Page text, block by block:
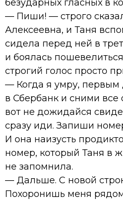
безударных гласных в
— Пиши! — строго
Алексеевна, и Таня
сидела перед ней в
и боялась
строгий голос просто
— Когда я умру, первым
в Сбербанк и сними
вот не дожидайся
сразу иди. Запиши
И она наизусть
номер, который Таня в
не запомнила.
— Дальше. С новой
Похоронишь меня